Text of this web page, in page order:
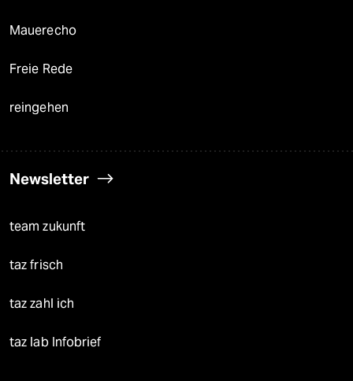
Mauerecho
Freie Rede
reingehen
Newsletter
team zukunft
taz frisch
taz zahl ich
taz lab Infobrief